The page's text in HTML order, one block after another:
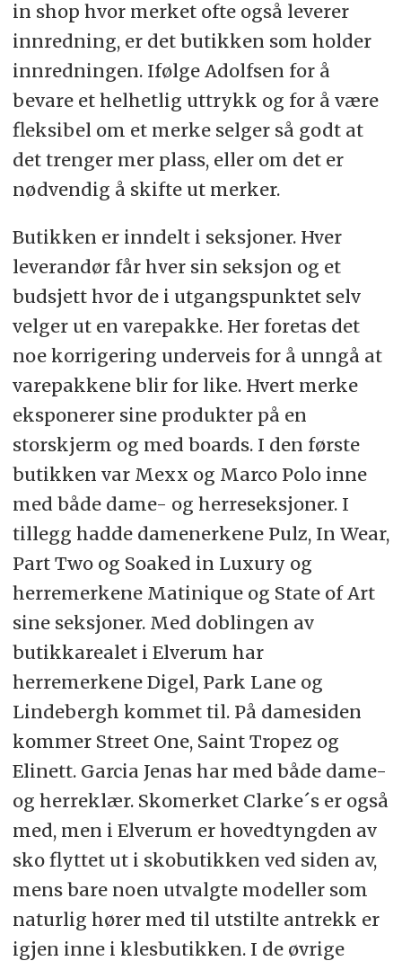
in shop hvor merket ofte også leverer
innredning, er det butikken som holder
innredningen. Ifølge Adolfsen for å
bevare et helhetlig uttrykk og for å være
fleksibel om et merke selger så godt at
det trenger mer plass, eller om det er
nødvendig å skifte ut merker.
Butikken er inndelt i seksjoner. Hver
leverandør får hver sin seksjon og et
budsjett hvor de i utgangspunktet selv
velger ut en varepakke. Her foretas det
noe korrigering underveis for å unngå at
varepakkene blir for like. Hvert merke
eksponerer sine produkter på en
storskjerm og med boards. I den første
butikken var Mexx og Marco Polo inne
med både dame- og herreseksjoner. I
tillegg hadde damenerkene Pulz, In Wear,
Part Two og Soaked in Luxury og
herremerkene Matinique og State of Art
sine seksjoner. Med doblingen av
butikkarealet i Elverum har
herremerkene Digel, Park Lane og
Lindebergh kommet til. På damesiden
kommer Street One, Saint Tropez og
Elinett. Garcia Jenas har med både dame-
og herreklær. Skomerket Clarke´s er også
med, men i Elverum er hovedtyngden av
sko flyttet ut i skobutikken ved siden av,
mens bare noen utvalgte modeller som
naturlig hører med til utstilte antrekk er
igjen inne i klesbutikken. I de øvrige